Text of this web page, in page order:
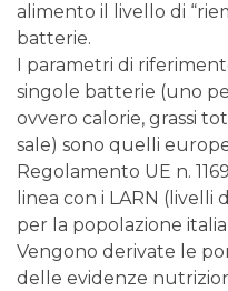
alimento il livello di
batterie.
I parametri di
singole batterie (uno
ovvero calorie, grassi
sale) sono quelli
Regolamento UE n.
linea con i LARN
per la popolazione
Vengono derivate le
delle evidenze